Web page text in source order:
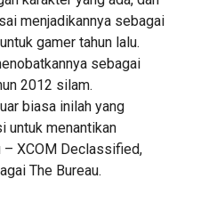
menjadikannya sebagai
gamer tahun lalu.
sebagai
2012 silam.
biasa inilah yang
untuk menantikan
– XCOM Declassified,
The Bureau.